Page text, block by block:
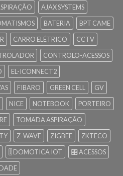
AJAX SYSTEMS
BATERIA
BPT CAME
CARRO ELÉTRICO
CCTV
CONTROLO-ACESSOS
EL-ICONNECT2
FIBARO GREEN CELL
GV
NICE NOTEBOOK
PORTEIRO
TOMADA ASPIRAÇÃO
Z-WAVE ZIGBEE
ZKTECO
🎚️ DOMOTICA IOT
🎛️ ACESSOS